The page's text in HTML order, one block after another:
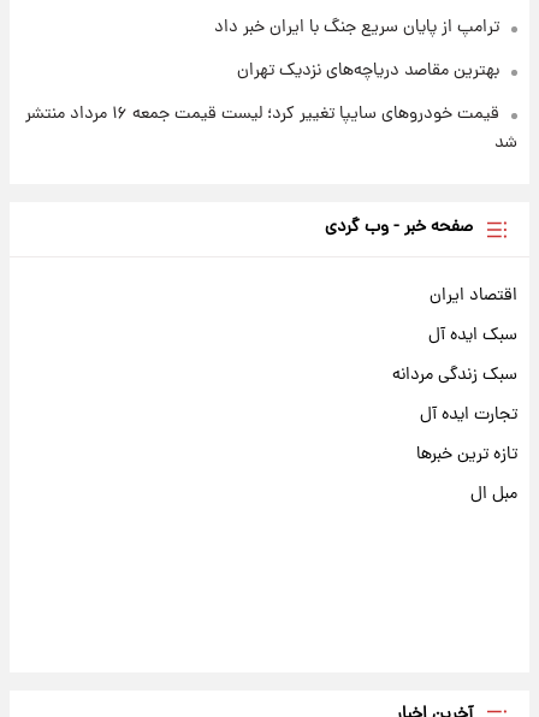
ترامپ از پایان سریع جنگ با ایران خبر داد
بهترین مقاصد دریاچه‌های نزدیک تهران
قیمت خودروهای سایپا تغییر کرد؛ لیست قیمت جمعه ۱۶ مرداد منتشر
شد
صفحه خبر - وب گردی
اقتصاد ایران
سبک ایده آل
سبک زندگی مردانه
تجارت ایده آل
تازه ترین خبرها
مبل ال